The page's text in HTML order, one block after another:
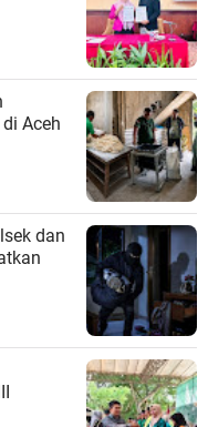
Aceh
dan